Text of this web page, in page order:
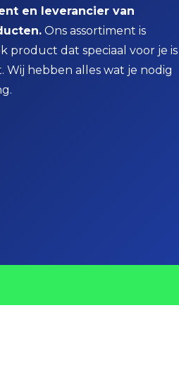
en leverancier van
Ons assortiment is
product dat speciaal voor je is
hebben alles wat je nodig